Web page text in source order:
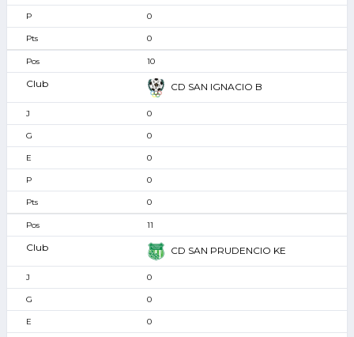
0
0
10
CD SAN IGNACIO B
0
0
0
0
0
11
CD SAN PRUDENCIO KE
0
0
0